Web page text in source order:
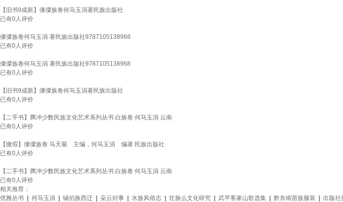
【旧书9成新】傈僳族卷何马玉涓著民族出版社
已有0人评价
傈僳族卷何马玉涓 著民族出版社9787105138968
已有0人评价
傈僳族卷何马玉涓 著民族出版社9787105138968
已有0人评价
【旧书9成新】傈僳族卷何马玉涓著民族出版社
已有0人评价
【二手书】腾冲少数民族文化艺术系列丛书 白族卷 何马玉涓 云南
已有0人评价
【微瑕】傈僳族卷 马天菊 主编，何马玉涓 编著 民族出版社
已有0人评价
【二手书】腾冲少数民族文化艺术系列丛书 白族卷 何马玉涓 云南
已有0人评价
相关推荐：
优雅丛书
何马玉涓 锡伯族西迁 朵云封事 水族风俗志 壮族么文化研究 武平客家山歌选集 黔东南苗族服装 出版社